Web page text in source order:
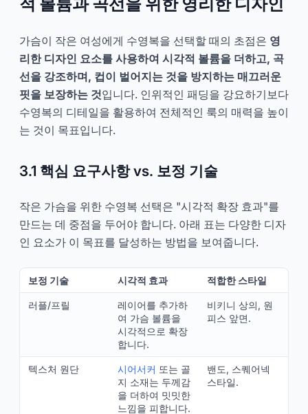
가슴이 작은 여성에게 수영복을 선택할 때의 초점은 영
리한 디자인 요소를 사용하여 시각적 볼륨을 더하고, 곡
선을 강조하며, 컵이 벌어지는 것을 방지하는 매끄러운
핏을 보장하는 것입니다. 인위적인 패딩을 강요하기보다
수영복의 디테일을 활용하여 전체적인 룩의 매력을 높이
는 것이 목표입니다.
3.1 핵심 요구사항 vs. 보정 기술
작은 가슴을 위한 수영복 선택은 "시각적 확장 효과"를
만드는 데 중점을 두어야 합니다. 아래 표는 다양한 디자
인 요소가 이 목표를 달성하는 방법을 보여줍니다.
보정 기술 시각적 효과 적합한 스타일
러플/프릴
레이어를 추가하
여 가슴 볼륨을
시각적으로 확장
합니다.
비키니 상의, 원
피스 앞면.
텍스처 원단 시어서커 또는 골
지 소재는 두께감
을 더하여 밋밋한
느낌을 피합니다.
밴도, 스퀘어넥
스타일.